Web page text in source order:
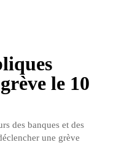
le 10
des banques et des
une grève